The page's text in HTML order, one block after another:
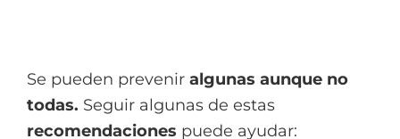
Se pueden prevenir algunas aunque no
todas. Seguir algunas de estas
recomendaciones puede ayudar: